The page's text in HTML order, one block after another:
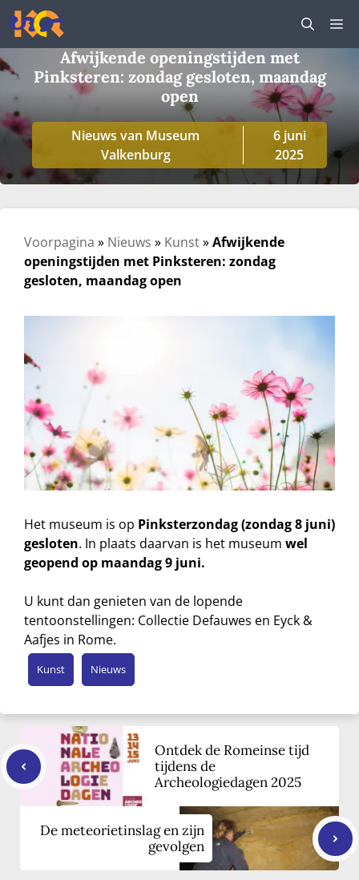
Ga
naar
de
inhoud
Afwijkende openingstijden met
Pinksteren: zondag gesloten, maandag
open
Nieuws van Museum
Valkenburg
6 juni
2025
Voorpagina » Nieuws » Kunst»Afwijkende
openingstijden met Pinksteren: zondag
gesloten, maandag open
Het museum is op Pinksterzondag (zondag 8 juni)
gesloten. In plaats daarvan is het museum wel
geopend op maandag 9 juni.
U kunt dan genieten van de lopende
tentoonstellingen: Collectie Defauwes en Eyck &
Aafjes in Rome.
Kunst Nieuws
Ontdek de Romeinse tijd
tijdens de
Archeologiedagen 2025
De meteorietinslag en zijn
gevolgen